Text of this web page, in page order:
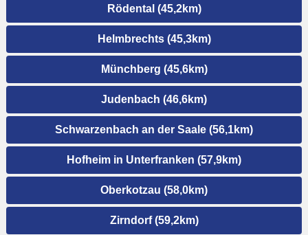
Rödental (45,2km)
Helmbrechts (45,3km)
Münchberg (45,6km)
Judenbach (46,6km)
Schwarzenbach an der Saale (56,1km)
Hofheim in Unterfranken (57,9km)
Oberkotzau (58,0km)
Zirndorf (59,2km)